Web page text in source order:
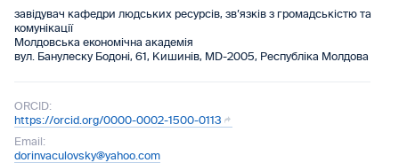
завідувач кафедри людських ресурсів, зв’язків з громадськістю та
комунікації
Молдовська економічна академія
вул. Бaнулеску Бодоні, 61, Кишинів, MD-2005, Республіка Молдова
ORCID:
https://orcid.org/0000-0002-1500-0113
Email:
dorinvaculovsky@yahoo.com